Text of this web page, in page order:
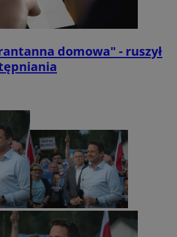
domowa" - ruszył